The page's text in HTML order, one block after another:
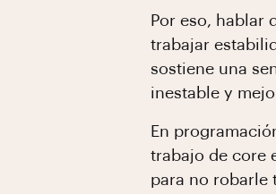
Por eso, hablar
trabajar
sostiene una
inestable y
En
trabajo de core
para no robarle